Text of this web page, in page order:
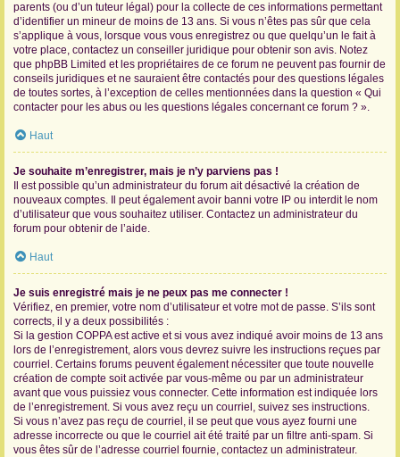
parents (ou d’un tuteur légal) pour la collecte de ces informations permettant
d’identifier un mineur de moins de 13 ans. Si vous n’êtes pas sûr que cela
s’applique à vous, lorsque vous vous enregistrez ou que quelqu’un le fait à
votre place, contactez un conseiller juridique pour obtenir son avis. Notez
que phpBB Limited et les propriétaires de ce forum ne peuvent pas fournir de
conseils juridiques et ne sauraient être contactés pour des questions légales
de toutes sortes, à l’exception de celles mentionnées dans la question « Qui
contacter pour les abus ou les questions légales concernant ce forum ? ».
Haut
Je souhaite m’enregistrer, mais je n’y parviens pas !
Il est possible qu’un administrateur du forum ait désactivé la création de
nouveaux comptes. Il peut également avoir banni votre IP ou interdit le nom
d’utilisateur que vous souhaitez utiliser. Contactez un administrateur du
forum pour obtenir de l’aide.
Haut
Je suis enregistré mais je ne peux pas me connecter !
Vérifiez, en premier, votre nom d’utilisateur et votre mot de passe. S’ils sont
corrects, il y a deux possibilités :
Si la gestion COPPA est active et si vous avez indiqué avoir moins de 13 ans
lors de l’enregistrement, alors vous devrez suivre les instructions reçues par
courriel. Certains forums peuvent également nécessiter que toute nouvelle
création de compte soit activée par vous-même ou par un administrateur
avant que vous puissiez vous connecter. Cette information est indiquée lors
de l’enregistrement. Si vous avez reçu un courriel, suivez ses instructions.
Si vous n’avez pas reçu de courriel, il se peut que vous ayez fourni une
adresse incorrecte ou que le courriel ait été traité par un filtre anti-spam. Si
vous êtes sûr de l’adresse courriel fournie, contactez un administrateur.